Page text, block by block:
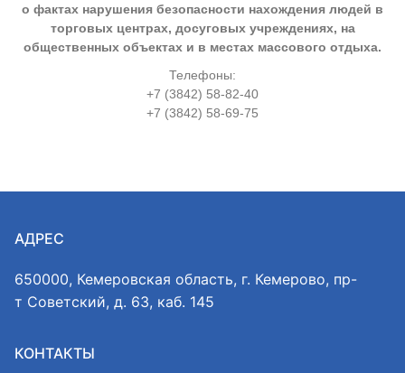
о фактах нарушения безопасности нахождения людей в
торговых центрах, досуговых учреждениях, на
общественных объектах и в местах массового отдыха.
Телефоны:
+7 (3842) 58-82-40
+7 (3842) 58-69-75
АДРЕС
650000, Кемеровская область, г. Кемерово, пр-
т Советский, д. 63, каб. 145
КОНТАКТЫ